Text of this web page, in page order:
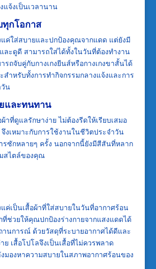
แจ้งเป็นเวลานาน
ทุกโอกาส
แค่ใส่สบายและปกป้องคุณจากแดด แต่ยังมี
ละดูดี สามารถใส่ได้ทั้งในวันที่ต้องทำงาน
รถจับคู่กับกางเกงยีนส์หรือกางเกงขาสั้นได้
สำหรับทั้งการทำกิจกรรมกลางแจ้งและการ
น
และทนทาน
ผ้าที่ดูแลรักษาง่าย ไม่ต้องรีดให้เรียบเสมอ
งเหมาะกับการใช้งานในชีวิตประจำวัน
ซักหลายๆ ครั้ง นอกจากนี้ยังมีสีสันที่หลาก
สไตล์ของคุณ
แค่เป็นเสื้อผ้าที่ใส่สบายในวันที่อากาศร้อน
ที่ช่วยให้คุณปกป้องร่างกายจากแสงแดดได้
นการณ์ ด้วยวัสดุที่ระบายอากาศได้ดีและ
ย เสื้อโปโลจึงเป็นเสื้อที่ไม่ควรพลาด
มองหาความสบายในสภาพอากาศร้อนของ